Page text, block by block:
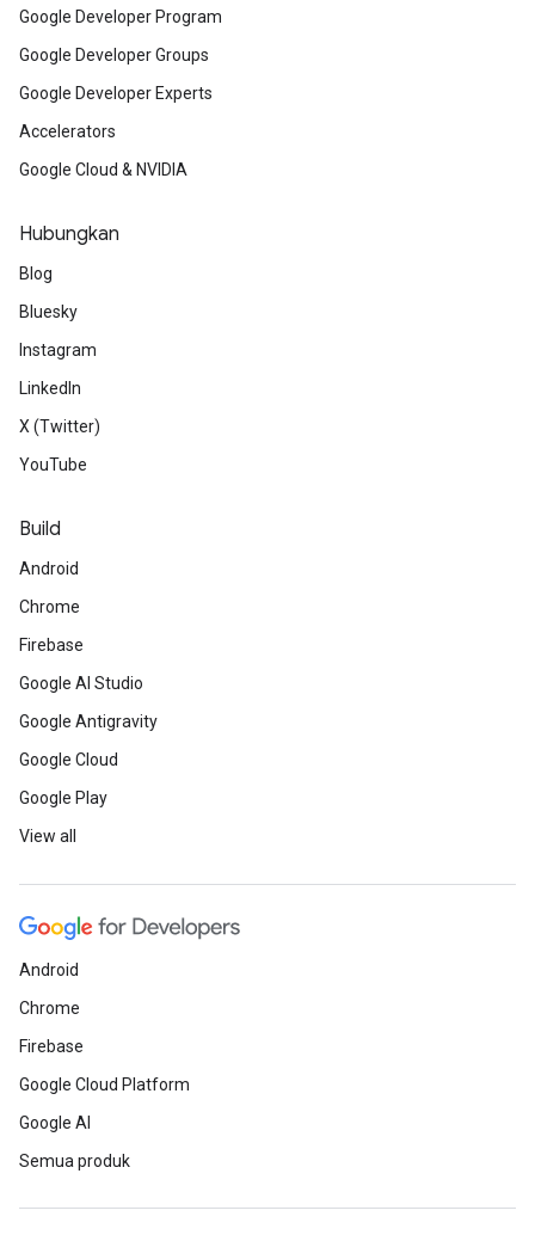
Google Developer Program
Google Developer Groups
Google Developer Experts
Accelerators
Google Cloud & NVIDIA
Hubungkan
Blog
Bluesky
Instagram
LinkedIn
X (Twitter)
YouTube
Build
Android
Chrome
Firebase
Google AI Studio
Google Antigravity
Google Cloud
Google Play
View all
Android
Chrome
Firebase
Google Cloud Platform
Google AI
Semua produk